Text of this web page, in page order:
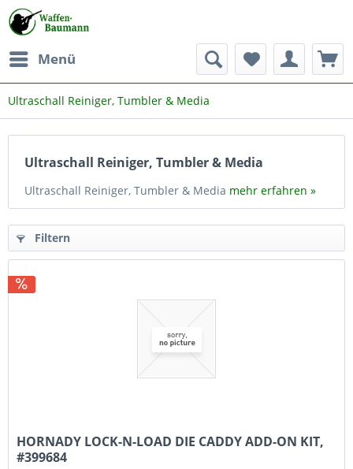
Menü
Ultraschall Reiniger, Tumbler & Media
Ultraschall Reiniger, Tumbler & Media
Ultraschall Reiniger, Tumbler & Media mehr erfahren »
Filtern
HORNADY LOCK-N-LOAD DIE CADDY ADD-ON KIT,
#399684